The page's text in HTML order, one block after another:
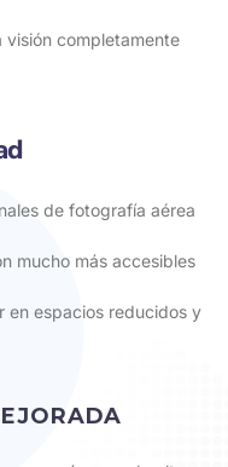
visión completamente
de fotografía aérea
mucho más accesibles
en espacios reducidos y